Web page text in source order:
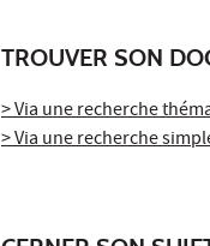
TROUVER SON
> Via une recherche
> Via une recherche